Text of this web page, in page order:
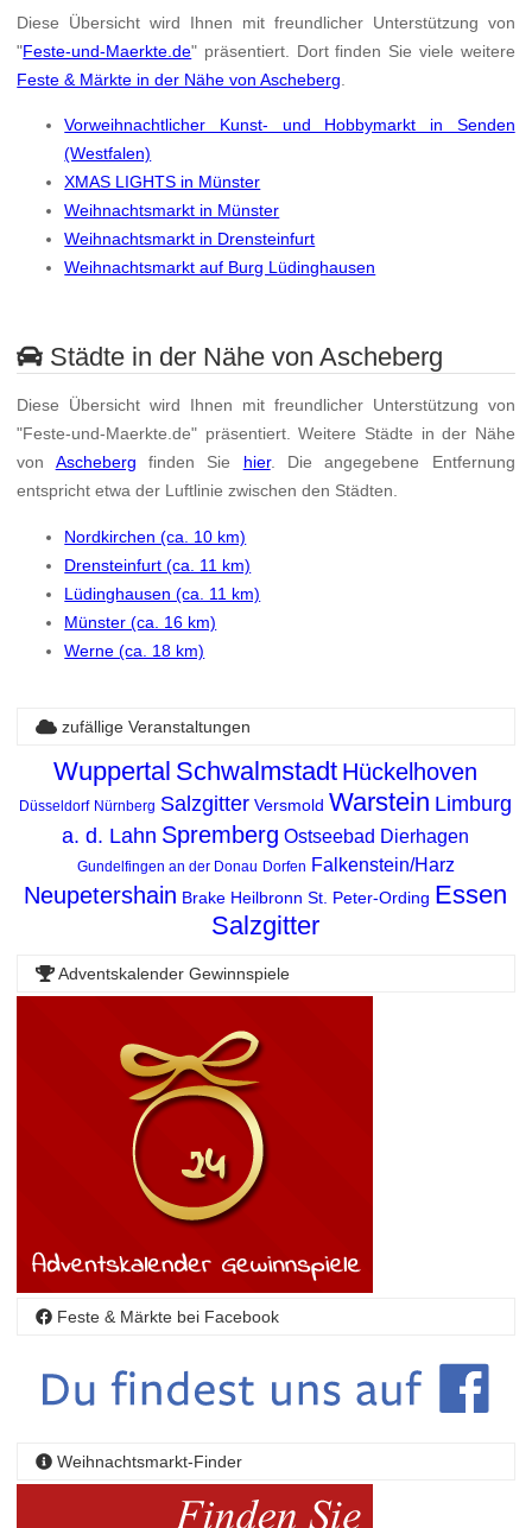
Diese Übersicht wird Ihnen mit freundlicher Unterstützung von
"Feste-und-Maerkte.de" präsentiert. Dort finden Sie viele weitere
Feste & Märkte in der Nähe von Ascheberg
Vorweihnachtlicher Kunst- und Hobbymarkt in Senden
(Westfalen)
XMAS LIGHTS in Münster
Weihnachtsmarkt in Münster
Weihnachtsmarkt in Drensteinfurt
Weihnachtsmarkt auf Burg Lüdinghausen
Städte in der Nähe von Ascheberg
Diese Übersicht wird Ihnen mit freundlicher Unterstützung von
"Feste-und-Maerkte.de" präsentiert. Weitere Städte in der Nähe
von Ascheberg finden Sie hier. Die angegebene Entfernung
entspricht etwa der Luftlinie zwischen den Städten.
Nordkirchen (ca. 10 km)
Drensteinfurt (ca. 11 km)
Lüdinghausen (ca. 11 km)
Münster (ca. 16 km)
Werne (ca. 18 km)
zufällige Veranstaltungen
Wuppertal Schwalmstadt Hückelhoven
Düsseldorf Nürnberg Salzgitter Versmold Warstein Limburg
a. d. Lahn Spremberg Ostseebad Dierhagen
Gundelfingen an der Donau Dorfen Falkenstein/Harz
Neupetershain Brake Heilbronn St. Peter-Ording Essen
Salzgitter
Adventskalender Gewinnspiele
Feste & Märkte bei Facebook
Weihnachtsmarkt-Finder